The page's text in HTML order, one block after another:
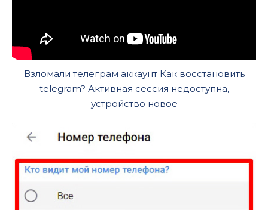
Взломали телеграм аккаунт Как восстановить
telegram? Активная сессия недоступна,
устройство новое